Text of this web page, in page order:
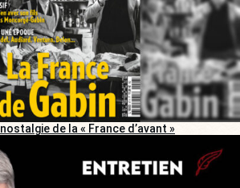
de la « France d’avant »